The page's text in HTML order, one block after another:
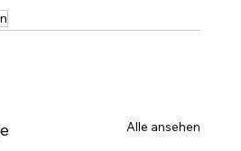
Alle ansehen